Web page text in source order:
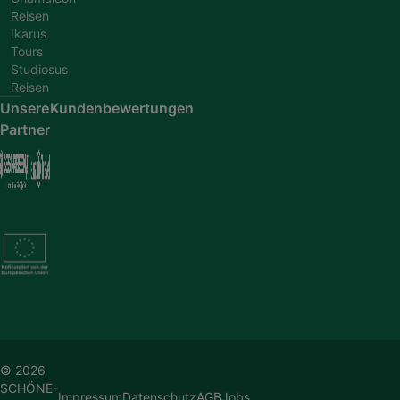
Reisen
Ikarus
Tours
Studiosus
Reisen
Unsere
Partner
Kundenbewertungen
© 2026
SCHÖNE-
ImpressumDatenschutzAGBJobs